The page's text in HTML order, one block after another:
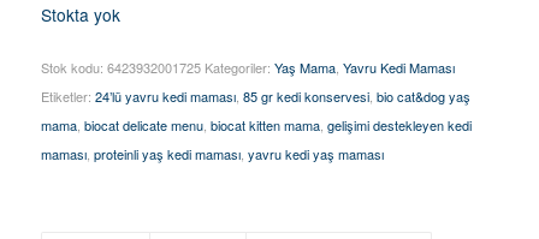
Stokta yok
Stok kodu: 6423932001725 Kategoriler: Yaş Mama, Yavru Kedi Maması
Etiketler: 24’lü yavru kedi maması, 85 gr kedi konservesi, bio cat&dog yaş
mama, biocat delicate menu, biocat kitten mama, gelişimi destekleyen kedi
maması, proteinli yaş kedi maması, yavru kedi yaş maması